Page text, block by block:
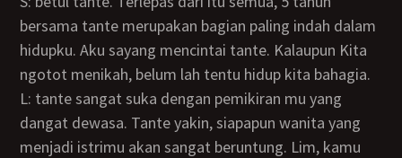
bersama tante merupakan bagian paling indah dalam
hidupku. Aku sayang mencintai tante. Kalaupun Kita
ngotot menikah, belum lah tentu hidup kita bahagia.
L: tante sangat suka dengan pemikiran mu yang
dangat dewasa. Tante yakin, siapapun wanita yang
menjadi istrimu akan sangat beruntung. Lim, kamu